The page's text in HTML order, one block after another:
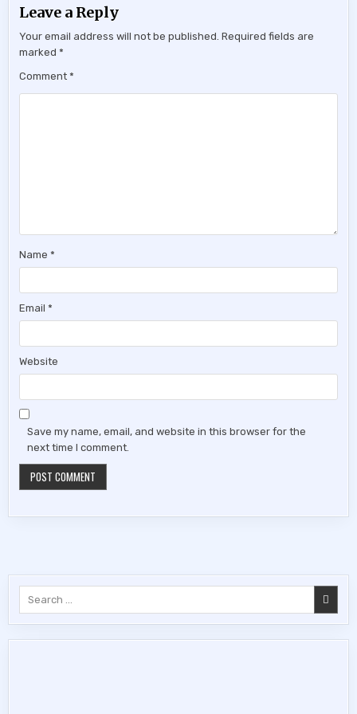
Leave a Reply
Your email address will not be published. Required fields are
marked*
Comment*
Name*
Email*
Website
Save my name, email, and website in this browser for the
next time I comment.